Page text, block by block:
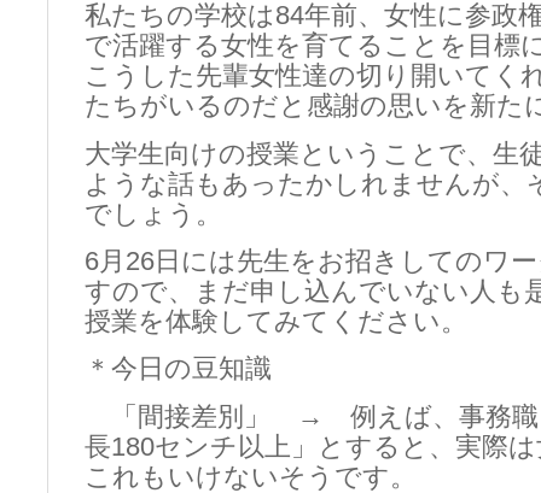
私たちの学校は84年前、女性に参政
で活躍する女性を育てることを目標
こうした先輩女性達の切り開いてく
たちがいるのだと感謝の思いを新た
大学生向けの授業ということで、生
ような話もあったかしれませんが、
でしょう。
6月26日には先生をお招きしてのワ
すので、まだ申し込んでいない人も
授業を体験してみてください。
＊今日の豆知識
「間接差別」 → 例えば、事務職
長180センチ以上」とすると、実際
これもいけないそうです。